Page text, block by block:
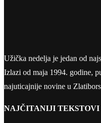
Užička nedelja je jedan od
Izlazi od maja 1994. godine,
najuticajnije novine u
NAJČITANIJI TEKSTOVI